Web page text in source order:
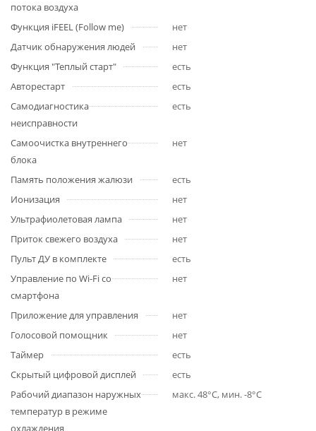
потока воздуха
Функция iFEEL (Follow me)
нет
Датчик обнаружения людей
нет
Функция "Теплый старт"
есть
Авторестарт
есть
Самодиагностика
неисправности
есть
Самоочистка внутреннего
блока
нет
Память положения жалюзи
есть
Ионизация
нет
Ультрафиолетовая лампа
нет
Приток свежего воздуха
нет
Пульт ДУ в комплекте
есть
Управление по Wi-Fi со
смартфона
нет
Приложение для управления
нет
Голосовой помощник
нет
Таймер
есть
Скрытый цифровой дисплей
есть
Рабочий диапазон наружных
температур в режиме
охлаждения
макс. 48°С, мин. -8°С